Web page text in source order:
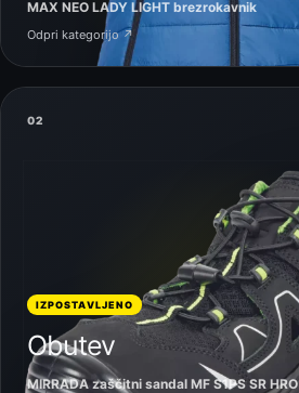
MAX NEO LADY LIGHT brezrokavnik
Odpri kategorijo ↗
02
IZPOSTAVLJENO
Obutev
MIRRADA zaščitni sandal MF S1PS SR HRO